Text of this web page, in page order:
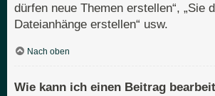
dürfen neue Themen erstellen“, „Sie
Dateianhänge erstellen“ usw.
Nach oben
Wie kann ich einen Beitrag